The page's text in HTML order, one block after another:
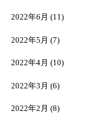
2022年6月 (11)
2022年5月 (7)
2022年4月 (10)
2022年3月 (6)
2022年2月 (8)